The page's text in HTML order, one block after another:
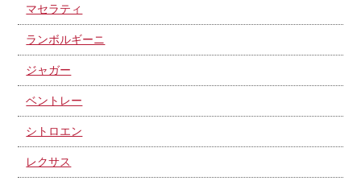
マセラティ
ランボルギーニ
ジャガー
ベントレー
シトロエン
レクサス